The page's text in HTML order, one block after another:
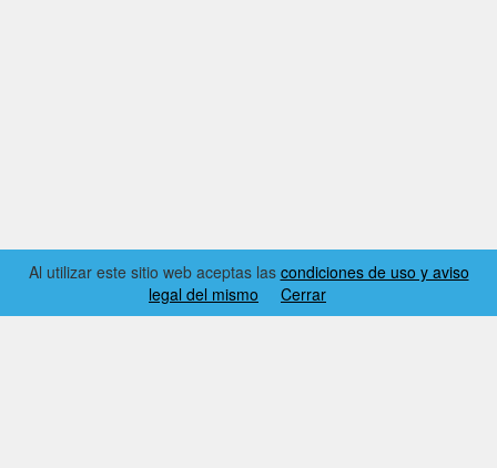
Al utilizar este sitio web aceptas las condiciones de uso y aviso
legal del mismo
Cerrar